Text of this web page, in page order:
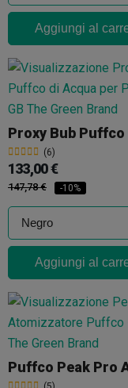
Aggiungi al
Proxy Bub Puffco
(6)
133,00 €
147,78 € -10%
Aggiungi al